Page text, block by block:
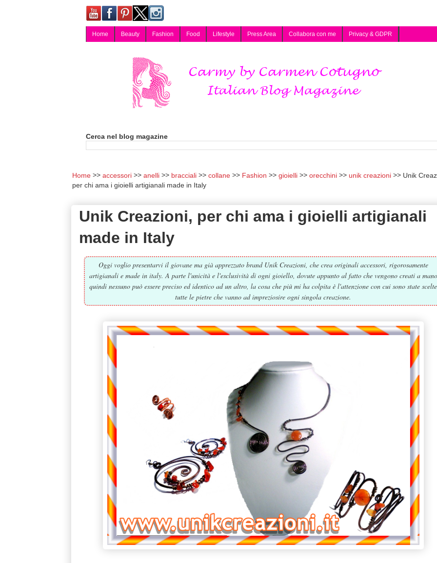
Home Beauty Fashion Food Lifestyle Press Area Collabora con me Privacy & GDPR
Cerca nel blog magazine
Home accessori anelli bracciali collane Fashion gioielli orecchini unik creazioni
Unik
per chi ama i gioielli artigianali made in Italy
Unik Creazioni, per chi ama i gioielli artigianali
made in Italy
Oggi voglio presentarvi il giovane ma già apprezzato brand Unik Creazioni, che crea originali accessori, rigorosamente
artigianali e made in italy. A parte l'unicità e l'esclusività di ogni gioiello, dovute appunto al fatto che vengono creati a mano
quindi nessuno può essere preciso ed identico ad un altro, la cosa che più mi ha colpita è l'attenzione con cui sono state scelte
tutte le pietre che vanno ad impreziosire ogni singola creazione.